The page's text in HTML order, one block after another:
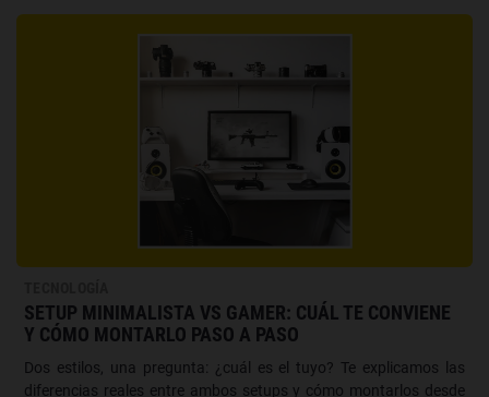
SETUP MINIMALISTA VS GAMER: CUÁL TE CONVIENE
Y CÓMO MONTARLO PASO A PASO
Dos estilos, una pregunta: ¿cuál es el tuyo? Te explicamos las
diferencias reales entre ambos setups y cómo montarlos desde